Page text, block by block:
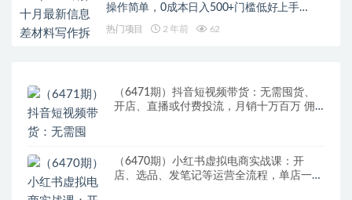
操作简单，0成本日入500+门槛低好上手…
热门项目 2 年前 62
（6471期）抖音短视频带货：无需囤货、
开店、直播或付费投流，月销十万百万 佣
（6470期）小红书虚拟电商实战课：开
店、选品、发笔记等运营全流程，单店一天